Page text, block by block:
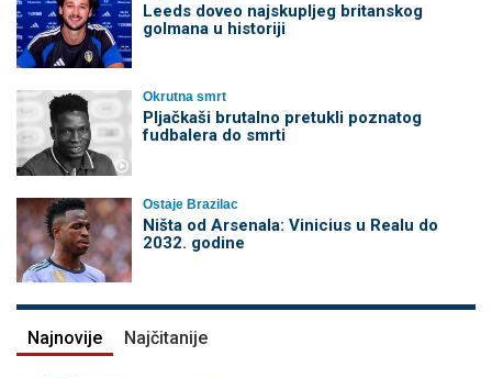
Leeds doveo najskupljeg britanskog
golmana u historiji
Okrutna smrt
Pljačkaši brutalno pretukli poznatog
fudbalera do smrti
Ostaje Brazilac
Ništa od Arsenala: Vinicius u Realu do
2032. godine
Najnovije Najčitanije